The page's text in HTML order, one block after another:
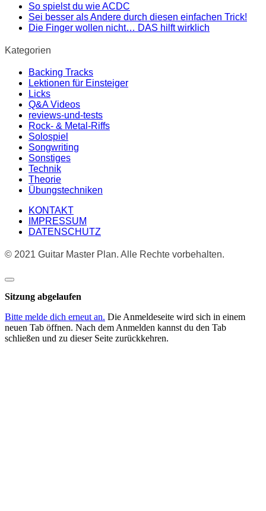
So spielst du wie ACDC
Sei besser als Andere durch diesen einfachen Trick!
Die Finger wollen nicht… DAS hilft wirklich
Kategorien
Backing Tracks
Lektionen für Einsteiger
Licks
Q&A Videos
reviews-und-tests
Rock- & Metal-Riffs
Solospiel
Songwriting
Sonstiges
Technik
Theorie
Übungstechniken
KONTAKT
IMPRESSUM
DATENSCHUTZ
© 2021 Guitar Master Plan. Alle Rechte vorbehalten.
Dialog
schließen
Sitzung abgelaufen
Bitte melde dich erneut an. Die Anmeldeseite wird sich in einem
neuen Tab öffnen. Nach dem Anmelden kannst du den Tab
schließen und zu dieser Seite zurückkehren.